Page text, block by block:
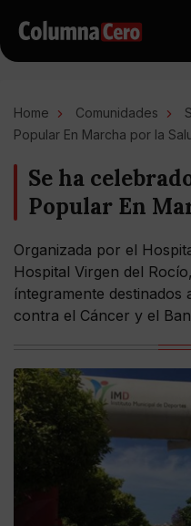
Home Comunidades
Popular En Marcha por la
Se ha
Popular En
Organizada por el
Hospital Virgen del
íntegramente destinados
contra el Cáncer y el